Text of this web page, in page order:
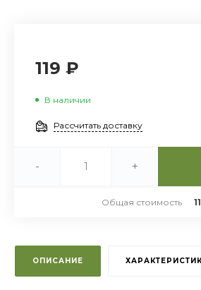
119 ₽
В наличии
Рассчитать доставку
- +
Общая стоимость
ОПИСАНИЕ